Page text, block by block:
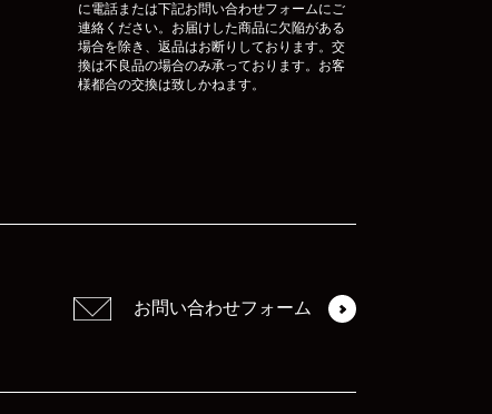
に電話または下記お問い合わせフォームにご
連絡ください。お届けした商品に欠陥がある
場合を除き、返品はお断りしております。交
換は不良品の場合のみ承っております。お客
様都合の交換は致しかねます。
お問い合わせフォーム